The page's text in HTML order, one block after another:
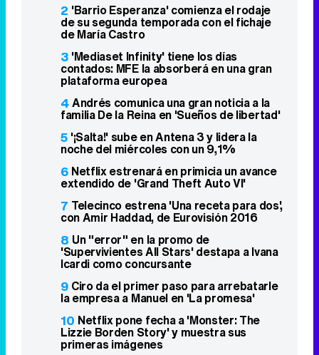
2 'Barrio Esperanza' comienza el rodaje
de su segunda temporada con el fichaje
de María Castro
3 'Mediaset Infinity' tiene los días
contados: MFE la absorberá en una gran
plataforma europea
4Andrés comunica una gran noticia a la
familia De la Reina en 'Sueños de libertad'
5 '¡Salta!' sube en Antena 3 y lidera la
noche del miércoles con un 9,1%
6 Netflix estrenará en primicia un avance
extendido de 'Grand Theft Auto VI'
7 Telecinco estrena 'Una receta para dos',
con Amir Haddad, de Eurovisión 2016
8 Un "error" en la promo de
'Supervivientes All Stars' destapa a Ivana
Icardi como concursante
9 Ciro da el primer paso para arrebatarle
la empresa a Manuel en 'La promesa'
10 Netflix pone fecha a 'Monster: The
Lizzie Borden Story' y muestra sus
primeras imágenes